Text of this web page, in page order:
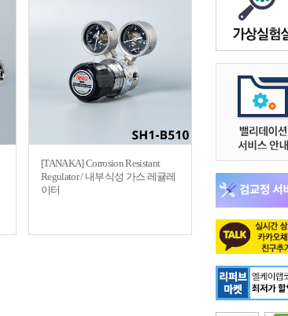
[TANAKA] Corrosion Resistant
Regulator / 내부식성 가스 레귤레
이터